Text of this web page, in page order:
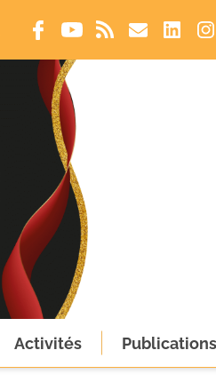
Activités Publications